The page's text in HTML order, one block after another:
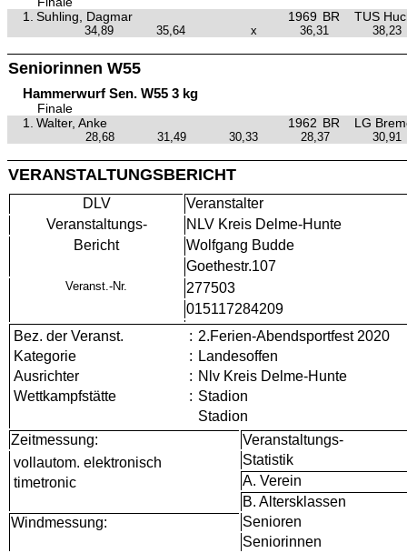
1.
Suhling, Dagmar 1969 BR TUS
34,89 35,64 x 36,31 38,23
Seniorinnen W55
Hammerwurf Sen. W55 3 kg
Finale
1.
Walter, Anke 1962 BR LG
28,68 31,49 30,33 28,37 30,91
VERANSTALTUNGSBERICHT
DLV
Veranstalter
Veranstaltungs-
NLV Kreis Delme-Hunte
Bericht
Wolfgang Budde
Goethestr.107
Veranst.-Nr.
277503
015117284209
Bez. der Veranst.
: 2.Ferien-Abendsportfest 2020
Kategorie
: Landesoffen
Ausrichter
: Nlv Kreis Delme-Hunte
Wettkampfstätte
: Stadion
Stadion
Zeitmessung:
Veranstaltungs-
vollautom. elektronisch
timetronic
Statistik
A. Verein
B. Altersklassen
Windmessung:
Senioren
Seniorinnen